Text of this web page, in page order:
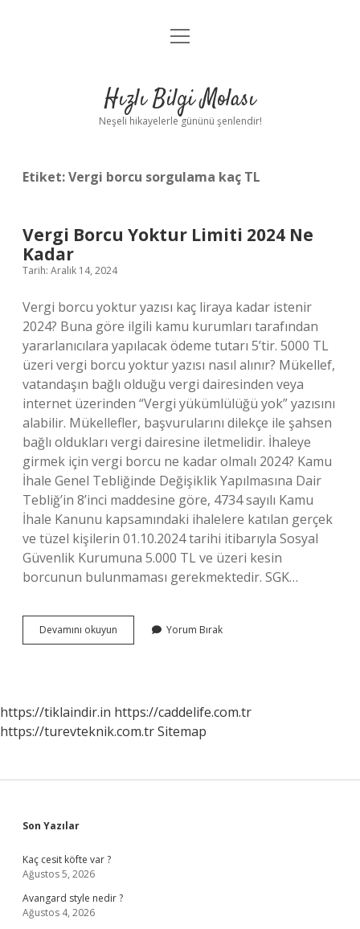
Anasayfa
Yasal Uyarı
menüyü
Hızlı Bilgi Molası
Neşeli hikayelerle gününü şenlendir!
Etiket:Vergi borcu sorgulama kaç TL
Vergi Borcu Yoktur Limiti 2024 Ne
Kadar
Tarih: Aralık 14, 2024
Vergi borcu yoktur yazısı kaç liraya kadar istenir
2024? Buna göre ilgili kamu kurumları tarafından
yararlanıcılara yapılacak ödeme tutarı 5’tir. 5000 TL
üzeri vergi borcu yoktur yazısı nasıl alınır? Mükellef,
vatandaşın bağlı olduğu vergi dairesinden veya
internet üzerinden “Vergi yükümlülüğü yok” yazısını
alabilir. Mükellefler, başvurularını dilekçe ile şahsen
bağlı oldukları vergi dairesine iletmelidir. İhaleye
girmek için vergi borcu ne kadar olmalı 2024? Kamu
İhale Genel Tebliğinde Değişiklik Yapılmasına Dair
Tebliğ’in 8’inci maddesine göre, 4734 sayılı Kamu
İhale Kanunu kapsamındaki ihalelere katılan gerçek
ve tüzel kişilerin 01.10.2024 tarihi itibarıyla Sosyal
Güvenlik Kurumuna 5.000 TL ve üzeri kesin
borcunun bulunmaması gerekmektedir. SGK…
Devamını okuyun
Borcu
Kadar
Yorum Bırak
https://tiklaindir.in https://caddelife.com.tr
https://turevteknik.com.trSitemap
Sidebar
Son Yazılar
Kaç cesit köfte var ?
Ağustos 5, 2026
Avangard style nedir ?
Ağustos 4, 2026